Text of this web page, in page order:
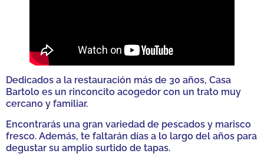
Dedicados a la restauración más de 30 años, Casa
Bartolo es un rinconcito acogedor con un trato muy
cercano y familiar.
Encontrarás una gran variedad de pescados y marisco
fresco. Además, te faltarán días a lo largo del años para
degustar su amplio surtido de tapas.